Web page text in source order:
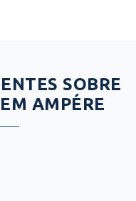
SOBRE
AMPÉRE